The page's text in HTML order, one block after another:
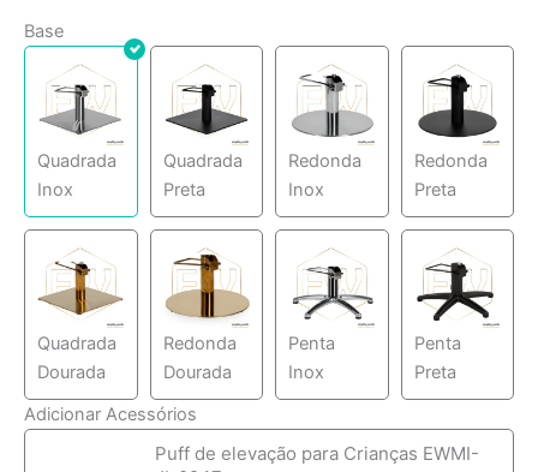
Base
Quadrada
Inox
Quadrada
Preta
Redonda
Inox
Redonda
Preta
Quadrada
Dourada
Redonda
Dourada
Penta
Inox
Penta
Preta
Adicionar Acessórios
Puff de elevação para Crianças EWMI-
Quantidade
de